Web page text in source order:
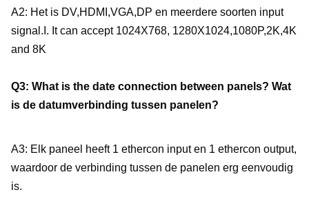
A2: Het is DV,HDMI,VGA,DP en meerdere soorten input
signal.I. It can accept 1024X768, 1280X1024,1080P,2K,4K
and 8K
Q3: What is the date connection between panels? Wat
is de datumverbinding tussen panelen?
A3: Elk paneel heeft 1 ethercon input en 1 ethercon output,
waardoor de verbinding tussen de panelen erg eenvoudig
is.